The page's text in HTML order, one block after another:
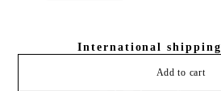
International
Add to cart